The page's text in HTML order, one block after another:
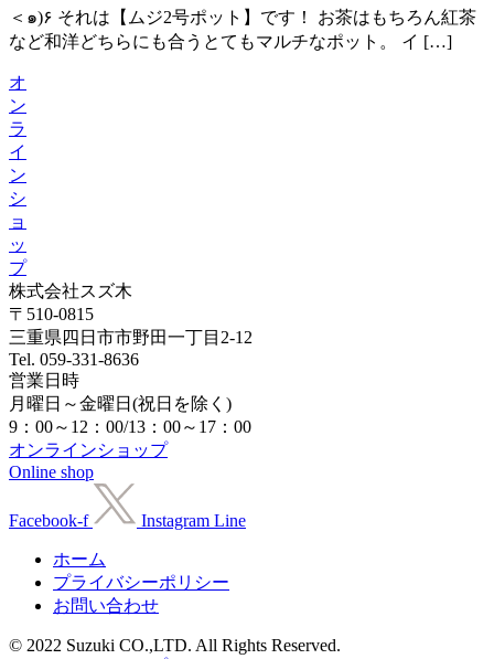
＜๑)۶ それは【ムジ2号ポット】です！ お茶はもちろん紅茶
など和洋どちらにも合うとてもマルチなポット。 イ […]
オ
ン
ラ
イ
ン
シ
ョ
ッ
プ
株式会社スズ木
〒510-0815
三重県四日市市野田一丁目2-12
Tel. 059-331-8636
営業日時
月曜日～金曜日(祝日を除く)
9：00～12：00/13：00～17：00
オンラインショップ
Online shop
Facebook-f Instagram Line
ホーム
プライバシーポリシー
お問い合わせ
© 2022 Suzuki CO.,LTD. All Rights Reserved.